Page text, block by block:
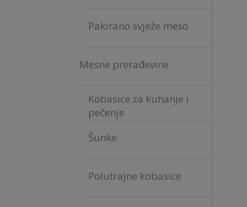
Pakirano svježe meso
Mesne prerađevine
Kobasice za kuhanje i
pečenje
Šunke
Polutrajne kobasice